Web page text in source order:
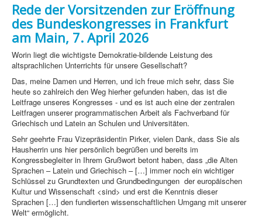
Rede der Vorsitzenden zur Eröffnung
des Bundeskongresses in Frankfurt
am Main, 7. April 2026
Worin liegt die wichtigste Demokratie-bildende Leistung des
altsprachlichen Unterrichts für unsere Gesellschaft?
Das, meine Damen und Herren, und ich freue mich sehr, dass Sie
heute so zahlreich den Weg hierher gefunden haben, das ist die
Leitfrage unseres Kongresses - und es ist auch eine der zentralen
Leitfragen unserer programmatischen Arbeit als Fachverband für
Griechisch und Latein an Schulen und Universitäten.
Sehr geehrte Frau Vizepräsidentin Pirker, vielen Dank, dass Sie als
Hausherrin uns hier persönlich begrüßen und bereits im
Kongressbegleiter in Ihrem Grußwort betont haben, dass „die Alten
Sprachen – Latein und Griechisch – […] immer noch ein wichtiger
Schlüssel zu Grundtexten und Grundbedingungen der europäischen
Kultur und Wissenschaft <sind> und erst die Kenntnis dieser
Sprachen […] den fundierten wissenschaftlichen Umgang mit unserer
Welt“ ermöglicht.